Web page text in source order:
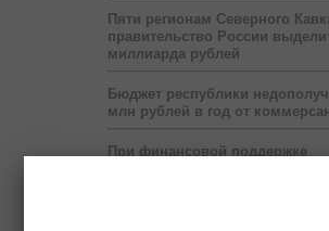
Пяти регионам Северного
правительство России
миллиарда рублей
Бюджет республики
млн рублей в год от
При финансовой поддержке